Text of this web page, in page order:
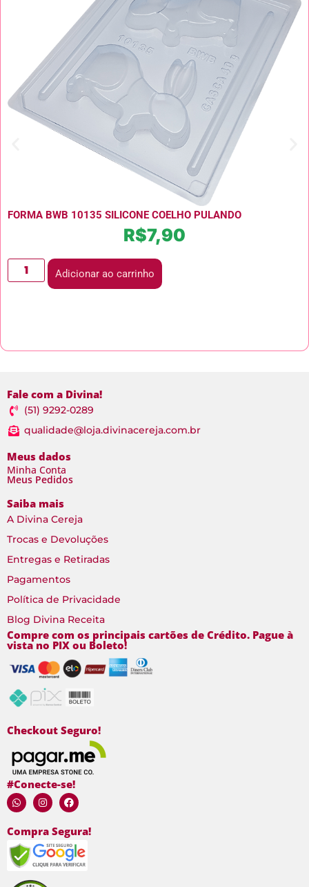
FORMA BWB 10135 SILICONE COELHO PULANDO
R$7,90
Adicionar ao carrinho
Fale com a Divina!
(51) 9292-0289
qualidade@loja.divinacereja.com.br
Meus dados
Minha Conta
Meus Pedidos
Saiba mais
A Divina Cereja
Trocas e Devoluções
Entregas e Retiradas
Pagamentos
Política de Privacidade
Blog Divina Receita
Compre com os principais cartões de Crédito. Pague à
vista no PIX ou Boleto!
Checkout Seguro!
#Conecte-se!
Compra Segura!